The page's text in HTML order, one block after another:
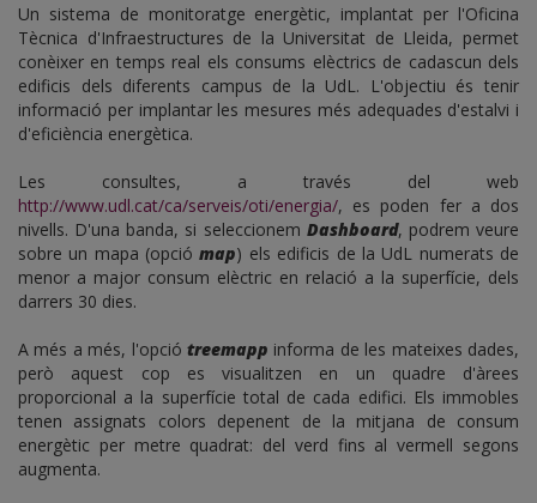
Un sistema de monitoratge energètic, implantat per l'Oficina
Tècnica d'Infraestructures de la Universitat de Lleida, permet
conèixer en temps real els consums elèctrics de cadascun dels
edificis dels diferents campus de la UdL. L'objectiu és tenir
informació per implantar les mesures més adequades d'estalvi i
d'eficiència energètica.
Les consultes, a través del web
http://www.udl.cat/ca/serveis/oti/energia/, es poden fer a dos
nivells. D'una banda, si seleccionem Dashboard, podrem veure
sobre un mapa (opciómap) els edificis de la UdL numerats de
menor a major consum elèctric en relació a la superfície, dels
darrers 30 dies.
A més a més, l'opció treemapp informa de les mateixes dades,
però aquest cop es visualitzen en un quadre d'àrees
proporcional a la superfície total de cada edifici. Els immobles
tenen assignats colors depenent de la mitjana de consum
energètic per metre quadrat: del verd fins al vermell segons
augmenta.